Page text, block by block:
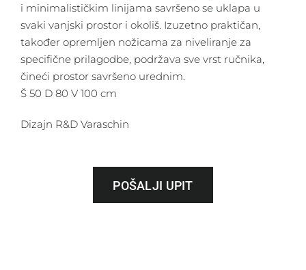
i minimalističkim linijama savršeno se uklapa u
svaki vanjski prostor i okoliš. Izuzetno praktičan,
također opremljen nožicama za niveliranje za
specifične prilagodbe, podržava sve vrst ručnika,
čineći prostor savršeno urednim.
Š 50 D 80 V 100 cm
Dizajn R&D Varaschin
POŠALJI UPIT